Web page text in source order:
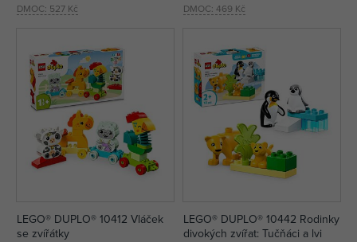
DMOC: 527 Kč DMOC: 469 Kč
LEGO® DUPLO® 10412 Vláček
se zvířátky
LEGO® DUPLO® 10442 Rodinky
divokých zvířat: Tučňáci a lvi